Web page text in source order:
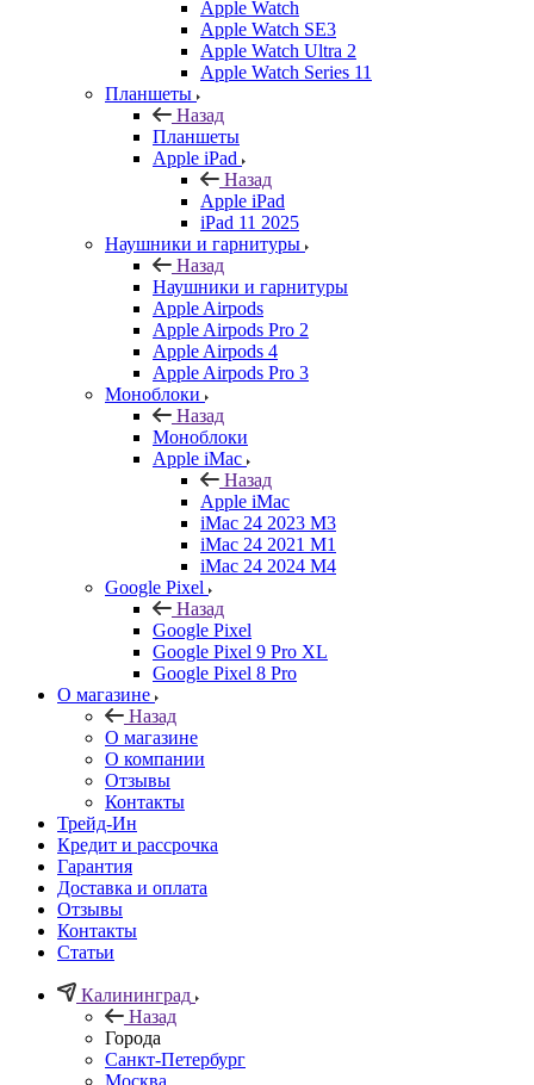
Apple Watch
Apple Watch SE3
Apple Watch Ultra 2
Apple Watch Series 11
Планшеты
Назад
Планшеты
Apple iPad
Назад
Apple iPad
iPad 11 2025
Наушники и гарнитуры
Назад
Наушники и гарнитуры
Apple Airpods
Apple Airpods Pro 2
Apple Airpods 4
Apple Airpods Pro 3
Моноблоки
Назад
Моноблоки
Apple iMac
Назад
Apple iMac
iMac 24 2023 M3
iMac 24 2021 M1
iMac 24 2024 M4
Google Pixel
Назад
Google Pixel
Google Pixel 9 Pro XL
Google Pixel 8 Pro
О магазине
Назад
О магазине
О компании
Отзывы
Контакты
Трейд-Ин
Кредит и рассрочка
Гарантия
Доставка и оплата
Отзывы
Контакты
Статьи
Калининград
Назад
Города
Санкт-Петербург
Москва